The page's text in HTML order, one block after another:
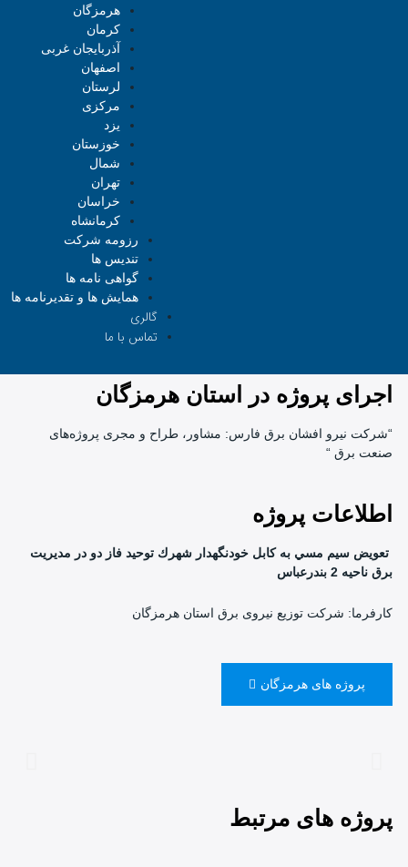
هرمزگان
کرمان
آذربایجان غربی
اصفهان
لرستان
مرکزی
یزد
خوزستان
شمال
تهران
خراسان
کرمانشاه
رزومه شرکت
تندیس ها
گواهی نامه ها
همایش ها و تقدیرنامه ها
گالری
تماس با ما
اجرای پروژه در استان هرمزگان
“شرکت نیرو افشان برق فارس: مشاور، طراح و مجری پروژه‌های
صنعت برق “
اطلاعات پروژه
تعويض سيم مسي به كابل خودنگهدار شهرك توحيد فاز دو در مديريت
برق ناحيه 2 بندرعباس
کارفرما: شرکت توزیع نیروی برق استان هرمزگان
پروژه های هرمزگان
پروژه های مرتبط